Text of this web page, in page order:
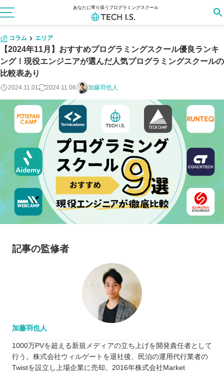
あなたに寄り添うプログラミングスクール
コラム エリア
【2024年11月】おすすめプログラミングスクール優良ランキ
ング！現役エンジニアが選んだ人気プログラミングスクールの
比較表あり
2024.11.01 2024.11.06 加藤羽也人
記事の監修者
加藤羽也人
1000万PVを超える新規メディアの立ち上げを開発責任者として
行う。株式会社ウィルゲートを退社後、民泊の運用代行業者の
Twistを設立し上場企業に売却。2016年株式会社Market